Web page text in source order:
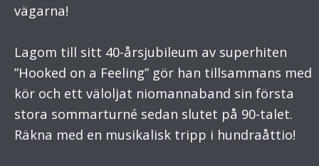
vägarna!
Lagom till sitt 40-årsjubileum av superhiten
”Hooked on a Feeling” gör han tillsammans med
kör och ett väloljat niomannaband sin första
stora sommarturné sedan slutet på 90-talet.
Räkna med en musikalisk tripp i hundraåttio!